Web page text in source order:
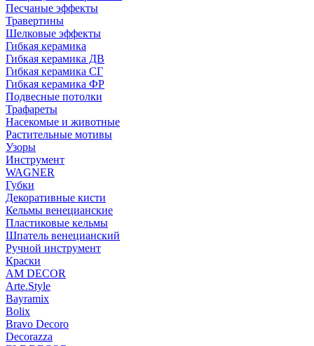
Песчаные эффекты
Травертины
Шелковые эффекты
Гибкая керамика
Гибкая керамика ДВ
Гибкая керамика СГ
Гибкая керамика ФР
Подвесные потолки
Трафареты
Насекомые и животные
Растительные мотивы
Узоры
Инструмент
WAGNER
Губки
Декоративные кисти
Кельмы венецианские
Пластиковые кельмы
Шпатель венецианский
Ручной инструмент
Краски
AM DECOR
Arte.Style
Bayramix
Bolix
Bravo Decoro
Decorazza